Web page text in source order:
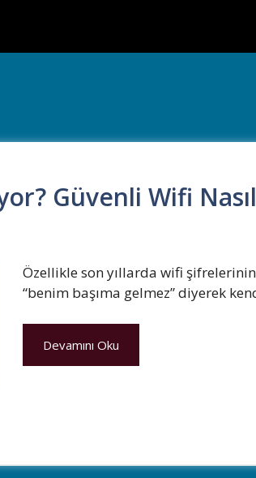
Güvenli Wifi
Özellikle son yıllarda wifi şifrelerinin
“benim başıma gelmez” diyerek
Devamını Oku